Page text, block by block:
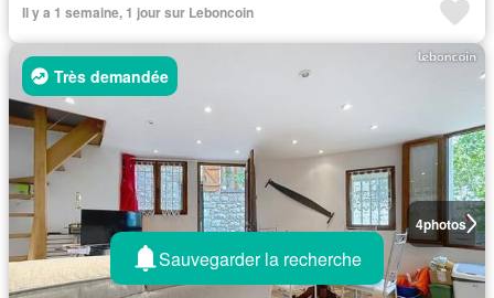
Il y a 1 semaine, 1 jour sur Leboncoin
4photos
Très demandée
Sauvegarder la recherche